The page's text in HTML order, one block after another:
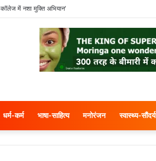
में नशा मुक्ति अभियान’
धर्म-कर्म भाषा-साहित्य मनोरंजन स्वास्थ्य-सौंदर्य